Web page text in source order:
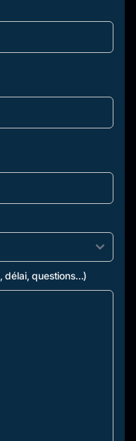
délai, questions...)